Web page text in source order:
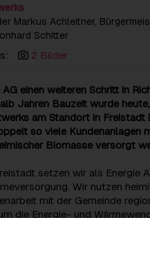
Markus Achleitner,
Schitter
2 Bilder
einen weiteren Schritt in
Jahren Bauzeit wurde
am Standort in Freistadt
so viele Kundenanlagen
Biomasse versorgt
setzen wir als Energie
Wir nutzen
mit der Gemeinde
die Energie- und
CEO Leonhard Schitter.